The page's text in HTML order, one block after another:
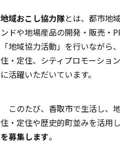
地域おこし協力隊とは、都市地
ンドや地場産品の開発・販売・
「地域協力活動」を行いなが
住・定住、シティプロモーショ
に活躍いただいています。
このたび、香取市で生活し、
住・定住や歴史的町並みを活用
を募集します。